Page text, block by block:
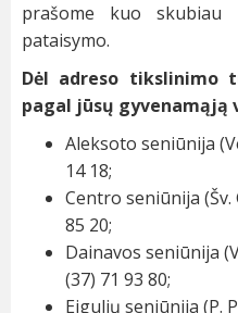
prašome kuo
pataisymo.
Dėl adreso tikslinimo
pagal jūsų gyvenamąją
Aleksoto seniūnija
14 18;
Centro seniūnija (Šv.
85 20;
Dainavos seniūnija
(37) 71 93 80;
Eigulių seniūnija (P.